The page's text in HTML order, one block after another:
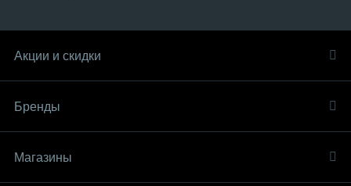
Акции и скидки
Бренды
Магазины